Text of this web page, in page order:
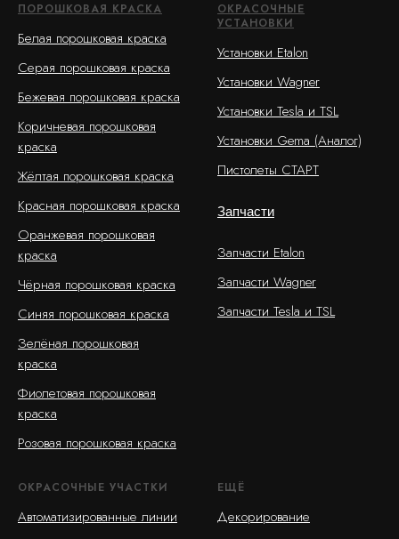
ПОРОШКОВАЯ КРАСКА
Белая порошковая краска
Серая порошковая краска
Бежевая порошковая краска
Коричневая порошковая
краска
Жёлтая порошковая краска
Красная порошковая краска
Оранжевая порошковая
краска
Чёрная порошковая краска
Синяя порошковая краска
Зелёная порошковая
краска
Фиолетовая порошковая
краска
Розовая порошковая краска
ОКРАСОЧНЫЕ
УСТАНОВКИ
Установки Etalon
Установки Wagner
Установки Tesla и TSL
Установки Gema (Аналог)
Пистолеты СТАРТ
Запчасти
Запчасти Etalon
Запчасти Wagner
Запчасти Tesla и TSL
ОКРАСОЧНЫЕ УЧАСТКИ
Автоматизированные линии
ЕЩЁ
Декорирование